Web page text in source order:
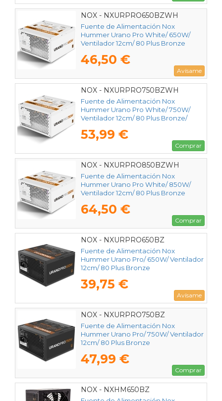
NOX - NXURPRO650BZWH
Fuente de Alimentación Nox
Hummer Urano Pro White/ 650W/
Ventilador 12cm/ 80 Plus Bronze
46,50 €
Avísame
NOX - NXURPRO750BZWH
Fuente de Alimentación Nox
Hummer Urano Pro White/ 750W/
Ventilador 12cm/ 80 Plus Bronze/
53,99 €
Comprar
NOX - NXURPRO850BZWH
Fuente de Alimentación Nox
Hummer Urano Pro White/ 850W/
Ventilador 12cm/ 80 Plus Bronze
64,50 €
Comprar
NOX - NXURPRO650BZ
Fuente de Alimentación Nox
Hummer Urano Pro/ 650W/ Ventilador
12cm/ 80 Plus Bronze
39,75 €
Avísame
NOX - NXURPRO750BZ
Fuente de Alimentación Nox
Hummer Urano Pro/ 750W/ Ventilador
12cm/ 80 Plus Bronze
47,99 €
Comprar
NOX - NXHM650BZ